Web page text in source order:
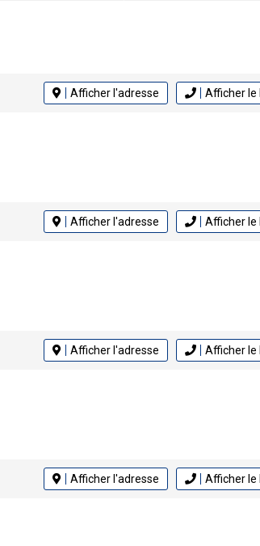
Afficher l'adresse Afficher le
Afficher l'adresse Afficher le
Afficher l'adresse Afficher le
Afficher l'adresse Afficher le